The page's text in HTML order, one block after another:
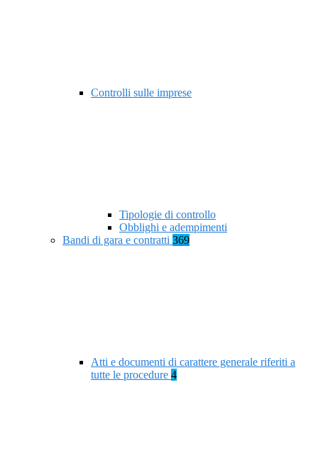
Controlli sulle imprese
Tipologie di controllo
Obblighi e adempimenti
Bandi di gara e contratti 369
Atti e documenti di carattere generale riferiti a
tutte le procedure 4